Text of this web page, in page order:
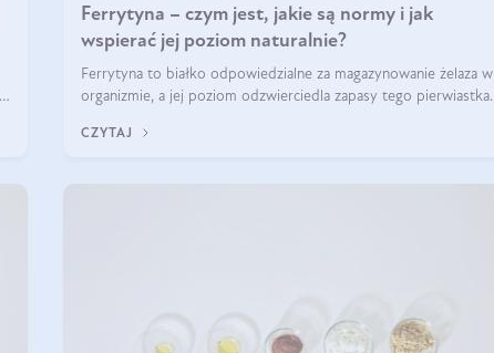
Ferrytyna – czym jest, jakie są normy i jak
wspierać jej poziom naturalnie?
Ferrytyna to białko odpowiedzialne za magazynowanie żelaza w
organizmie, a jej poziom odzwierciedla zapasy tego pierwiastka.
ferrytyny daje objawy, które mogą utrudniać codzienne
CZYTAJ